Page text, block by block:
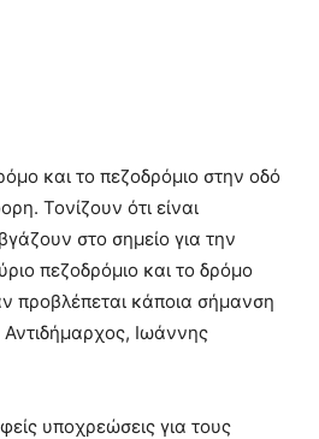
και το πεζοδρόμιο στην οδό
Τονίζουν ότι είναι
στο σημείο για την
πεζοδρόμιο και το δρόμο
προβλέπεται κάποια σήμανση
Ιωάννης
υποχρεώσεις για τους